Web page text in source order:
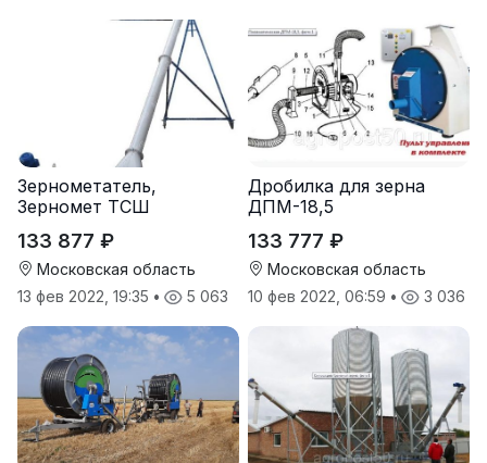
Зернометатель,
Зерномет ТСШ
133 877 ₽
Московская область
13 фев 2022, 19:35 • 5 063
Дробилка для зерна
ДПМ-18,5
133 777 ₽
Московская область
10 фев 2022, 06:59 • 3 036